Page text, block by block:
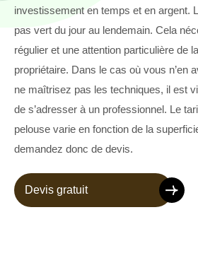
investissement en temps et en argent.
pas vert du jour au lendemain. Cela
régulier et une attention particulière de
propriétaire. Dans le cas où vous n’en
ne maîtrisez pas les techniques, il est
de s’adresser à un professionnel. Le
pelouse varie en fonction de la
demandez donc de devis.
Devis gratuit